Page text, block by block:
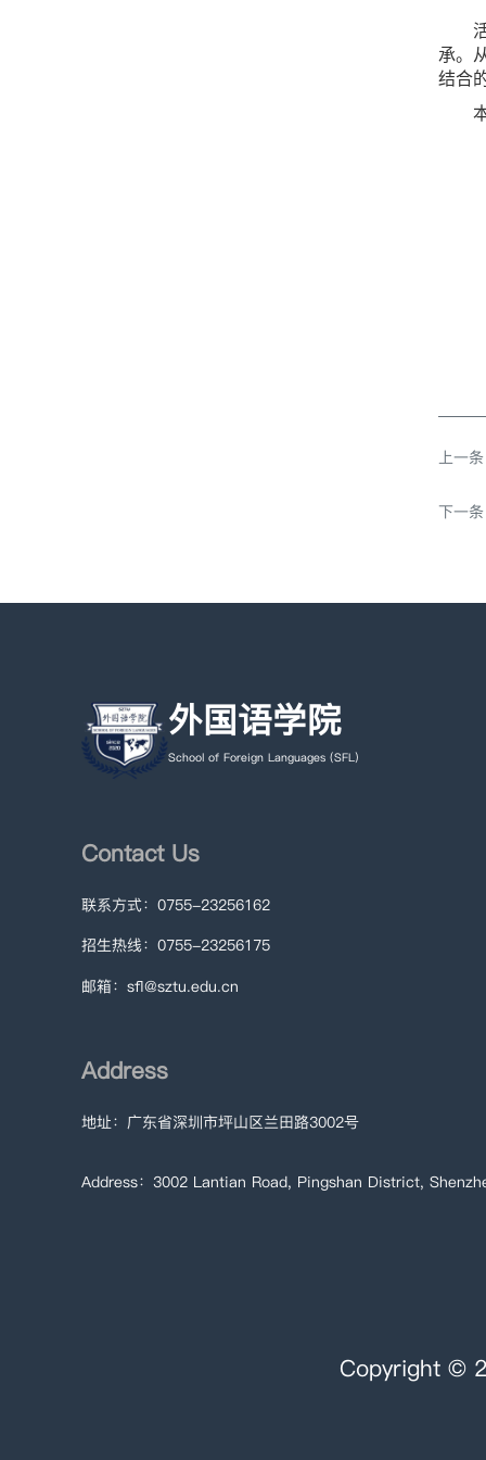
承。
结合
上一
下一
外国语学院
School of Foreign Languages (SFL)
Contact Us
联系方式：0755-23256162
招生热线：0755-23256175
邮箱：sfl@sztu.edu.cn
Address
地址：广东省深圳市坪山区兰田路3002号
Address：3002 Lantian Road, Pingshan District,
Copyright ©